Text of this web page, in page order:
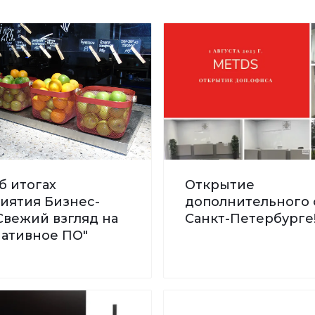
итогах
Бизнес-
взгляд на
ПО"
Открытие
дополнительного
Санкт-